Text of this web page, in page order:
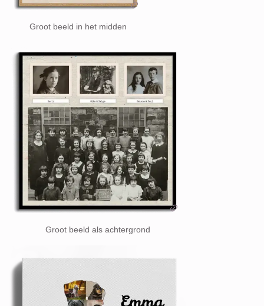
Groot beeld in het midden
Groot beeld als achtergrond